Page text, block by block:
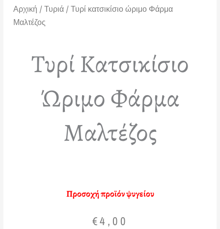
Αρχική /Τυριά / Τυρί κατσικίσιο ώριμο Φάρμα
Μαλτέζος
Τυρί Κατσικίσιο
Ώριμο Φάρμα
Μαλτέζος
Προσοχή προϊόν ψυγείου
€4,00